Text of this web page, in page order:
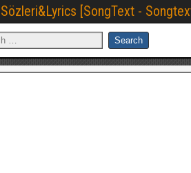
Sözleri&Lyrics [SongText -